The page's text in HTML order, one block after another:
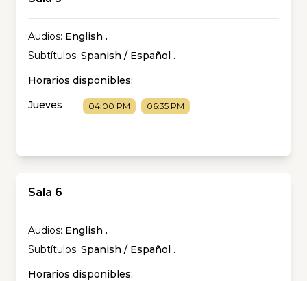
Audios: English .
Subtítulos: Spanish / Español .
Horarios disponibles:
Jueves
04:00 PM 06:35 PM
Sala 6
Audios: English .
Subtítulos: Spanish / Español .
Horarios disponibles: